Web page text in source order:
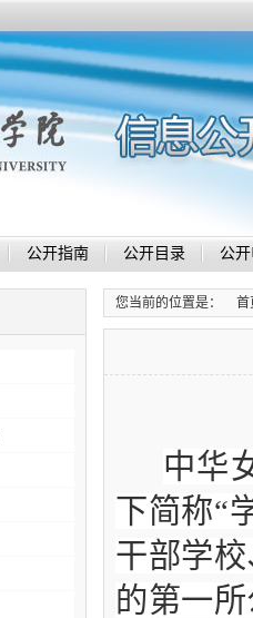
公开指南 公开目录 公
您当前的位置是： 首
中华
下简称“
干部学
的第一